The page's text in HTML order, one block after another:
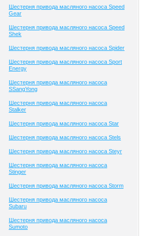
Шестерня привода масляного насоса Speed
Gear
Шестерня привода масляного насоса Speed
Shek
Шестерня привода масляного насоса Spider
Шестерня привода масляного насоса Sport
Energy
Шестерня привода масляного насоса
SSangYong
Шестерня привода масляного насоса
Stalker
Шестерня привода масляного насоса Star
Шестерня привода масляного насоса Stels
Шестерня привода масляного насоса Steyr
Шестерня привода масляного насоса
Stinger
Шестерня привода масляного насоса Storm
Шестерня привода масляного насоса
Subaru
Шестерня привода масляного насоса
Sumoto